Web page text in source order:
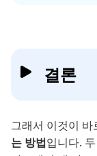
결론
그래서 이것이 바
는 방법입니다.